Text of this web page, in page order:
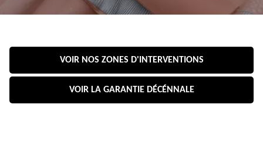
VOIR NOS ZONES D'INTERVENTIONS
VOIR LA GARANTIE DÉCÉNNALE